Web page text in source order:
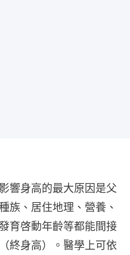
響身高的最大原因是父
族、居住地理、營養、
育啓動年齡等都能間接
終身高）。醫學上可依